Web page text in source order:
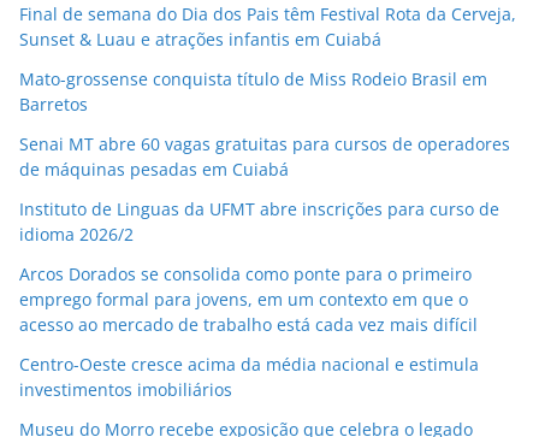
Final de semana do Dia dos Pais têm Festival Rota da Cerveja,
Sunset & Luau e atrações infantis em Cuiabá
Mato-grossense conquista título de Miss Rodeio Brasil em
Barretos
Senai MT abre 60 vagas gratuitas para cursos de operadores
de máquinas pesadas em Cuiabá
Instituto de Linguas da UFMT abre inscrições para curso de
idioma 2026/2
Arcos Dorados se consolida como ponte para o primeiro
emprego formal para jovens, em um contexto em que o
acesso ao mercado de trabalho está cada vez mais difícil
Centro-Oeste cresce acima da média nacional e estimula
investimentos imobiliários
Museu do Morro recebe exposição que celebra o legado